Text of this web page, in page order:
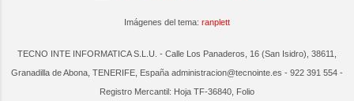
Imágenes del tema: ranplett
TECNO INTE INFORMATICA S.L.U. - Calle Los Panaderos, 16 (San Isidro), 38611,
Granadilla de Abona, TENERIFE, España administracion@tecnointe.es - 922 391 554 -
Registro Mercantil: Hoja TF-36840, Folio